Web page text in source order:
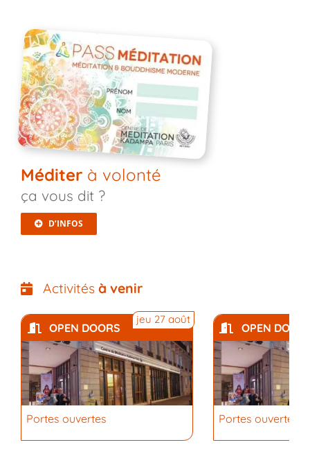
Méditerà volonté
ça vous dit ?
D’INFOS
Activités à venir
OPEN DOORS
jeu 27 août
Portes ouvertes
OPEN
Portes ouvertes